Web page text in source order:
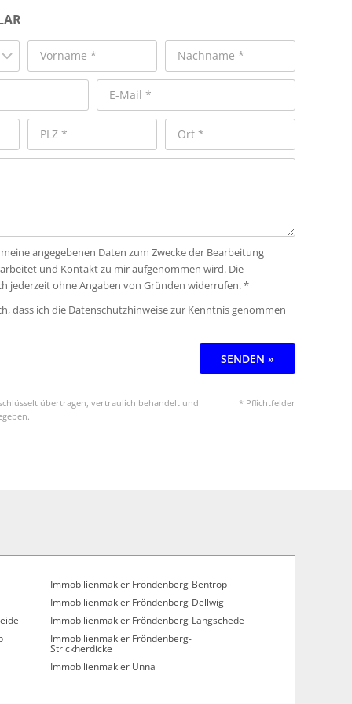
angegebenen Daten zum Zwecke der Bearbeitung
und Kontakt zu mir aufgenommen wird. Die
jederzeit ohne Angaben von Gründen widerrufen. *
dass ich die Datenschutzhinweise zur Kenntnis genommen
SENDEN »
übertragen, vertraulich behandelt und
* Pflichtfelder
Immobilienmakler Fröndenberg-Bentrop
Immobilienmakler Fröndenberg-Dellwig
Immobilienmakler Fröndenberg-Langschede
Immobilienmakler Fröndenberg-
Strickherdicke
Immobilienmakler Unna